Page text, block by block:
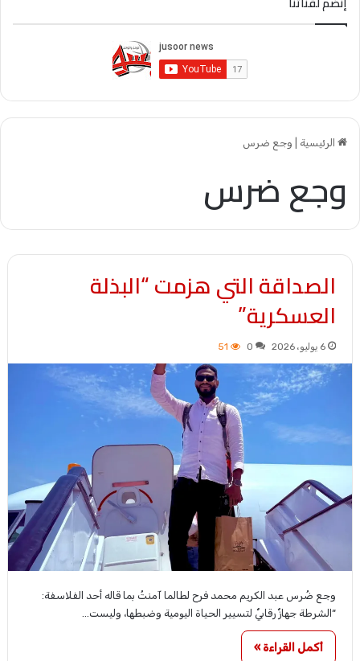
الرئيسية وجع ضرس
وجع ضرس
الصداقة التي هزمت “البذلة
العسكرية”
6 يوليو، 2026 0
51
وجع ضُرس عبد الكريم محمد فرح لطالما آمنتُ بما قاله أحد الفلاسفة:
“الشرطة جهازٌ رقابيٌ لتسيير الحياة اليومية وضبطها، وليست…
أكمل القراءة »